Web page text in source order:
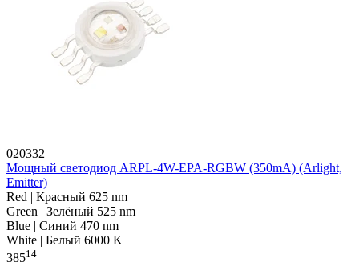
020332
Мощный светодиод ARPL-4W-EPA-RGBW (350mA) (Arlight,
Emitter)
Red | Красный 625 nm
Green | Зелёный 525 nm
Blue | Синий 470 nm
White | Белый 6000 K
38514